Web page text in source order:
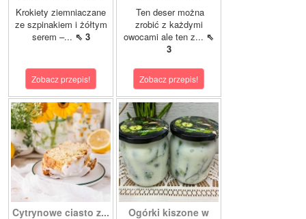
Krokiety ziemniaczane
ze szpinakiem i żółtym
serem –... ⇖ 3
Zobacz przepis!
Ten deser można
zrobić z każdymi
owocami ale ten z... ⇖
3
Zobacz przepis!
Cytrynowe ciasto z...
Ogórki kiszone w